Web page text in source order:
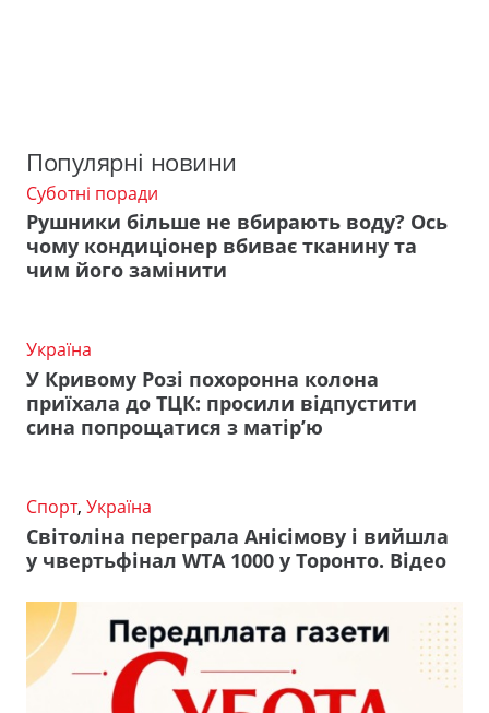
Популярні новини
Суботні поради
Рушники більше не вбирають воду? Ось
чому кондиціонер вбиває тканину та
чим його замінити
Україна
У Кривому Розі похоронна колона
приїхала до ТЦК: просили відпустити
сина попрощатися з матір’ю
Спорт, Україна
Світоліна переграла Анісімову і вийшла
у чвертьфінал WTA 1000 у Торонто. Відео